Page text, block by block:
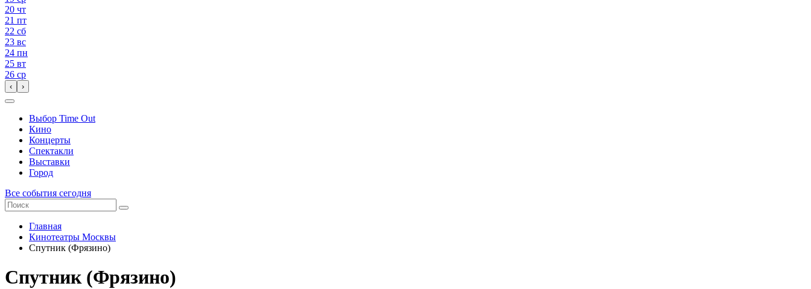
20 чт
21 пт
22 сб
23 вс
24 пн
25 вт
26 ср
‹ ›
Выбор Time Out
Кино
Концерты
Спектакли
Выставки
Город
Все события сегодня
Главная
Кинотеатры Москвы
Спутник (Фрязино)
Спутник (Фрязино)